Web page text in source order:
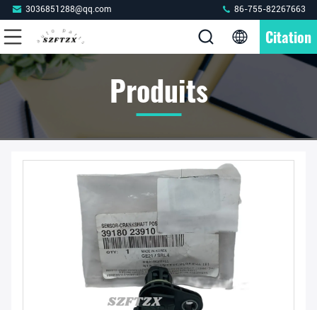
3036851288@qq.com 86-755-82267663
Citation
Produits